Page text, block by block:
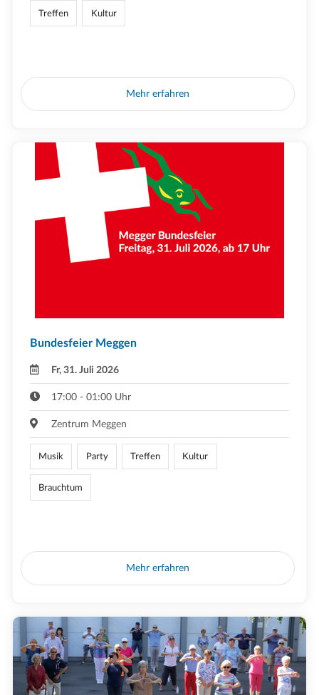
Treffen Kultur
Mehr erfahren
Bundesfeier Meggen
Fr, 31. Juli 2026
17:00 - 01:00 Uhr
Zentrum Meggen
Musik Party Treffen Kultur
Brauchtum
Mehr erfahren